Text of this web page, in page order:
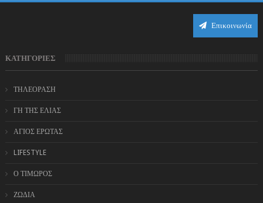
Επικοινωνία
ΚΑΤΗΓΟΡΙΕΣ
ΤΗΛΕΟΡΑΣΗ
ΓΗ ΤΗΣ ΕΛΙΑΣ
ΑΓΙΟΣ ΕΡΩΤΑΣ
LIFESTYLE
Ο ΤΙΜΩΡΟΣ
ΖΩΔΙΑ